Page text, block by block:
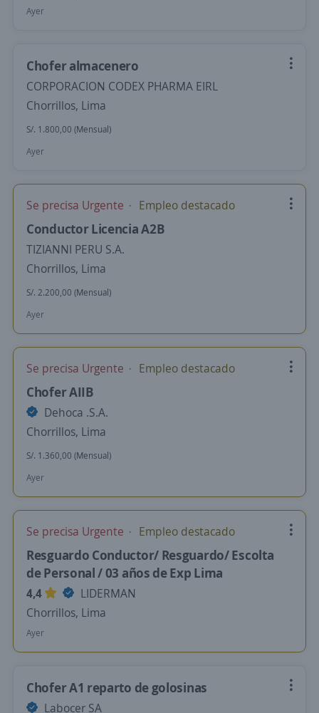
Ayer
Chofer almacenero
CORPORACION CODEX PHARMA EIRL
Chorrillos, Lima
S/. 1.800,00 (Mensual)
Ayer
Se precisa Urgente Empleo destacado
Conductor Licencia A2B
TIZIANNI PERU S.A.
Chorrillos, Lima
S/. 2.200,00 (Mensual)
Ayer
Se precisa Urgente Empleo destacado
Chofer AIIB
Dehoca .S.A.
Chorrillos, Lima
S/. 1.360,00 (Mensual)
Ayer
Se precisa Urgente Empleo destacado
Resguardo Conductor/ Resguardo/ Escolta
de Personal / 03 años de Exp Lima
4,4
LIDERMAN
Chorrillos, Lima
Ayer
Chofer A1 reparto de golosinas
Labocer SA